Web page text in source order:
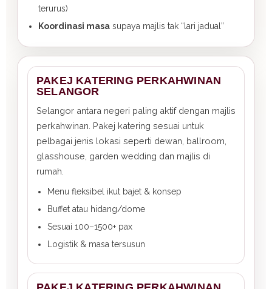
terurus)
Koordinasi masa supaya majlis tak “lari jadual”
PAKEJ KATERING PERKAHWINAN
SELANGOR
Selangor antara negeri paling aktif dengan majlis
perkahwinan. Pakej katering sesuai untuk
pelbagai jenis lokasi seperti dewan, ballroom,
glasshouse, garden wedding dan majlis di
rumah.
Menu fleksibel ikut bajet & konsep
Buffet atau hidang/dome
Sesuai 100–1500+ pax
Logistik & masa tersusun